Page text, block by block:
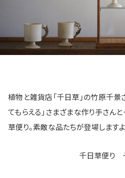
植物と雑貨店「千日草」の竹原千景
てもらえる」さまざまな作り手さん
草便り。素敵な品たちが登場しますよ
千日草便り